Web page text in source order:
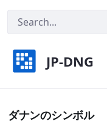
JP-DNG
ダナンのシンボル